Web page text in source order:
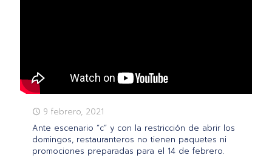
9 febrero, 2021
Ante escenario “c” y con la restricción de abrir los
domingos, restauranteros no tienen paquetes ni
promociones preparadas para el 14 de febrero.